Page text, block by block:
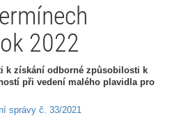
2022
k získání odborné způsobilosti k
při vedení malého plavidla pro
správy č. 33/2021